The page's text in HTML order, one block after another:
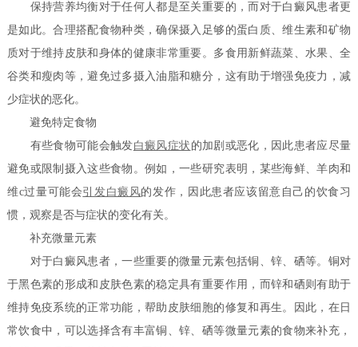
保持营养均衡对于任何人都是至关重要的，而对于白癜风患者更
是如此。合理搭配食物种类，确保摄入足够的蛋白质、维生素和矿物
质对于维持皮肤和身体的健康非常重要。多食用新鲜蔬菜、水果、全
谷类和瘦肉等，避免过多摄入油脂和糖分，这有助于增强免疫力，减
少症状的恶化。
避免特定食物
有些食物可能会触发白癜风症状 的加剧或恶化，因此患者应尽量
避免或限制摄入这些食物。例如，一些研究表明，某些海鲜、羊肉和
维c过量可能会引发白癜风的发作，因此患者应该留意自己的饮食习
惯，观察是否与症状的变化有关。
补充微量元素
对于白癜风患者，一些重要的微量元素包括铜、锌、硒等。铜对
于黑色素的形成和皮肤色素的稳定具有重要作用，而锌和硒则有助于
维持免疫系统的正常功能，帮助皮肤细胞的修复和再生。因此，在日
常饮食中，可以选择含有丰富铜、锌、硒等微量元素的食物来补充，